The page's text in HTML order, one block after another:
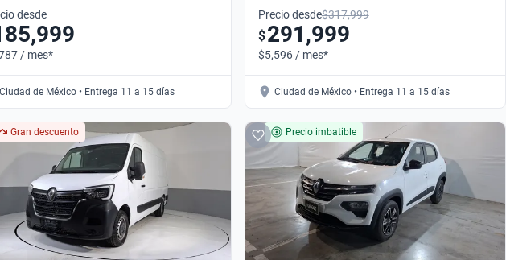
desde
/ mes*
Ciudad de México • Entrega 11 a 15 días
Precio desde$317,999
$291,999
$5,596 / mes*
Ciudad de México • Entrega 11 a 15 días
Gran descuento Precio imbatible